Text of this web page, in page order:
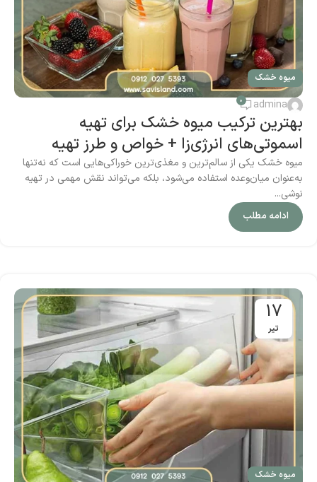
میوه خشک
admina
0
بهترین ترکیب میوه خشک برای تهیه
اسموتی‌های انرژی‌زا + خواص و طرز تهیه
میوه خشک یکی از سالم‌ترین و مغذی‌ترین خوراکی‌هایی است که نه‌تنها
به‌عنوان میان‌وعده استفاده می‌شود، بلکه می‌تواند نقش مهمی در تهیه
نوشی...
ادامه مطلب
17
تیر
میوه خشک